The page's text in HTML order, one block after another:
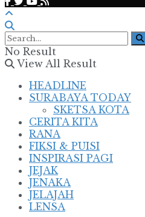
No Result
View All Result
HEADLINE
SURABAYA TODAY
SKETSA KOTA
CERITA KITA
RANA
FIKSI & PUISI
INSPIRASI PAGI
JEJAK
JENAKA
JELAJAH
LENSA